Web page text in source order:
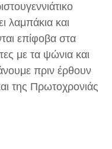
λαμπάκια και
επίφοβα στα
με τα ψώνια και
πριν έρθουν
της Πρωτοχρονιάς